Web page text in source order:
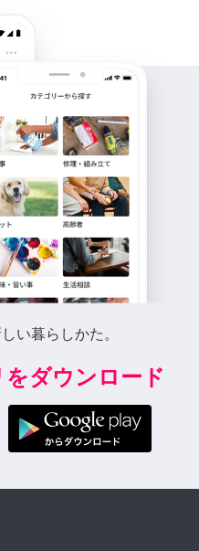
い暮らしかた。
ダウンロード